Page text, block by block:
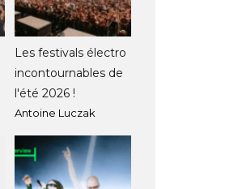
Les festivals électro
incontournables de
l'été 2026 !
Antoine Luczak